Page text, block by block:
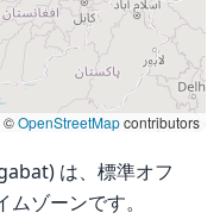
©OpenStreetMapcontributors
は、標準オフ
ゾーンです。